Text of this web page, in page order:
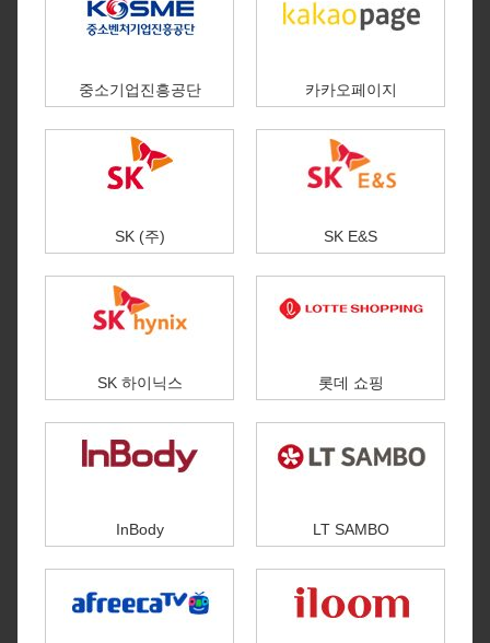
중소기업진흥공단 카카오페이지​
SK (주) SK E&S
SK 하이닉스 롯데 쇼핑
InBody LT SAMBO